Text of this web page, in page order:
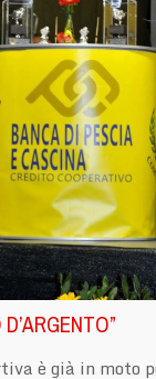
è già in moto